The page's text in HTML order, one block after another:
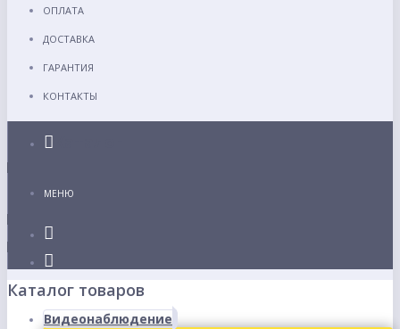
ОПЛАТА
ДОСТАВКА
ГАРАНТИЯ
КОНТАКТЫ
МЕНЮ
Каталог товаров
Видеонаблюдение